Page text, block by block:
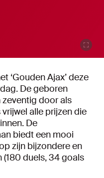
‘Gouden Ajax’ deze
De geboren
door als
alle prijzen die
De
biedt een mooi
zijn bijzondere en
duels, 34 goals